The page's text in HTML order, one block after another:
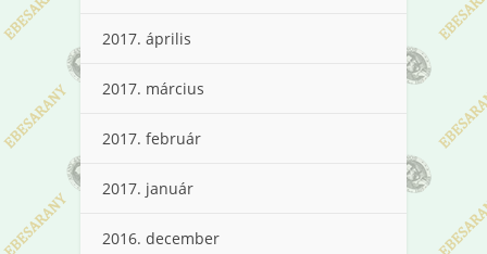
2017. április
2017. március
2017. február
2017. január
2016. december